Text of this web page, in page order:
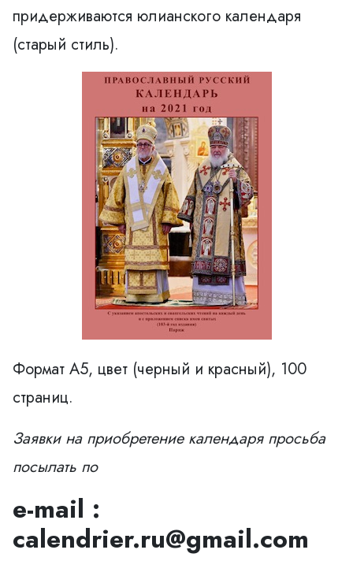
придерживаются юлианского календаря
(старый стиль).
Формат А5, цвет (черный и красный), 100
страниц.
Заявки на приобретение календаря просьба
посылать по
e-mail :
calendrier.ru@gmail.com